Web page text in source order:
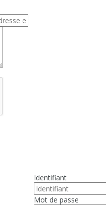
Identifiant
Mot de passe